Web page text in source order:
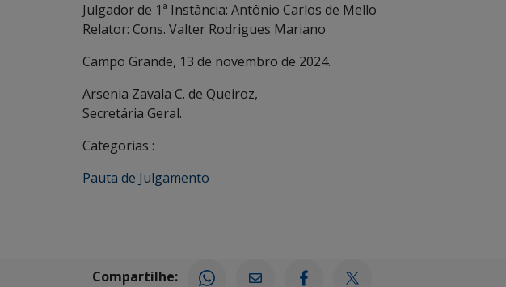
Julgador de 1ª Instância: Antônio Carlos de Mello
Relator: Cons. Valter Rodrigues Mariano
Campo Grande, 13 de novembro de 2024.
Arsenia Zavala C. de Queiroz,
Secretária Geral.
Categorias :
Pauta de Julgamento
Compartilhe: